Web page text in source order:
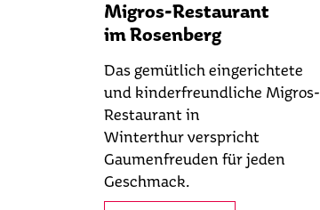
Migros-Restaurant
im Rosenberg
Das gemütlich eingerichtete
und kinderfreundliche Migros-
Restaurant in
Winterthur verspricht
Gaumenfreuden für jeden
Geschmack.